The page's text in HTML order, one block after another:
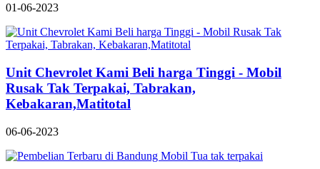
01-06-2023
Unit Chevrolet Kami Beli harga Tinggi - Mobil
Rusak Tak Terpakai, Tabrakan,
Kebakaran,Matitotal
06-06-2023